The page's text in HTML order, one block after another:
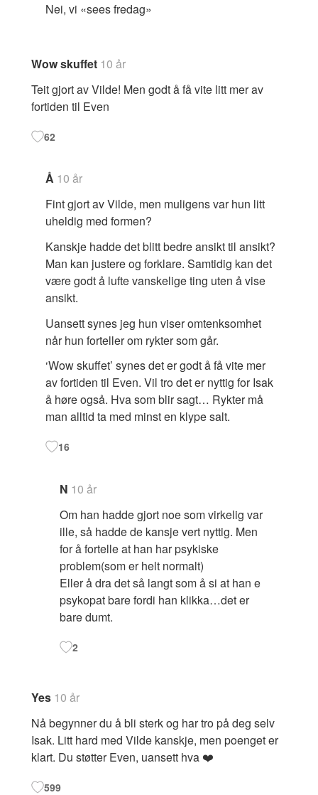
Nei, vi «sees fredag»
Wow skuffet 10 år
Teit gjort av Vilde! Men godt å få vite litt mer av
fortiden til Even
62
Å 10 år
Fint gjort av Vilde, men muligens var hun litt
uheldig med formen?
Kanskje hadde det blitt bedre ansikt til ansikt?
Man kan justere og forklare. Samtidig kan det
være godt å lufte vanskelige ting uten å vise
ansikt.
Uansett synes jeg hun viser omtenksomhet
når hun forteller om rykter som går.
‘Wow skuffet’ synes det er godt å få vite mer
av fortiden til Even. Vil tro det er nyttig for Isak
å høre også. Hva som blir sagt… Rykter må
man alltid ta med minst en klype salt.
16
N 10 år
Om han hadde gjort noe som virkelig var
ille, så hadde de kansje vert nyttig. Men
for å fortelle at han har psykiske
problem(som er helt normalt)
Eller å dra det så langt som å si at han e
psykopat bare fordi han klikka…det er
bare dumt.
2
Yes 10 år
Nå begynner du å bli sterk og har tro på deg selv
Isak. Litt hard med Vilde kanskje, men poenget er
klart. Du støtter Even, uansett hva ❤️
599